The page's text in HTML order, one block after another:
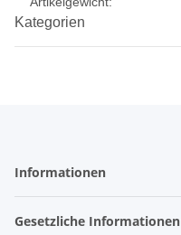
Kategorien
Informationen
Gesetzliche Informationen